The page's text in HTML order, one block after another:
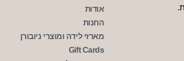
אודות
החנות
מארזי לידה ומוצרי ניובורן
Gift Cards